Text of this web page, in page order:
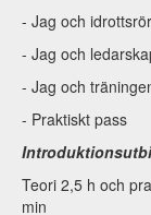
- Jag och
- Jag och
- Jag och
- Praktiskt pass
Teori 2,5 h och
min